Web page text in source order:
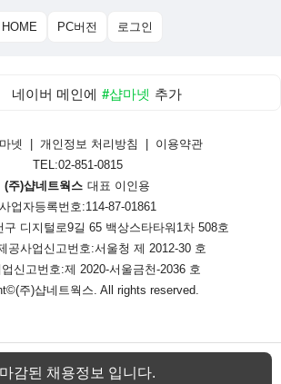
마감된 채용정보 입니다.
HOME PC버전 로그인
네이버 메인에 #샵마넷 추가
넷 개인정보 처리방침
이용약관
TEL:02-851-0815
(주)샵네트웍스 대표 이인용
사업자등록번호:114-87-01861
구 디지털로9길 65 백상스타타워1차 508호
공사업신고번호:서울청 제 2012-30 호
신고번호:제 2020-서울금천-2036 호
(주)샵네트웍스. All rights reserved.